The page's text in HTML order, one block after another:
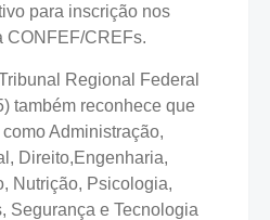
para inscrição nos
CONFEF/CREFs.
Regional Federal
também reconhece que
Administração,
Direito,Engenharia,
Nutrição, Psicologia,
Segurança e Tecnologia